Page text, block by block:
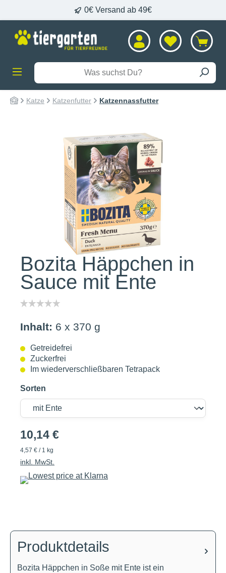
0€ Versand ab 49€
Katze Katzenfutter Katzennassfutter
Bildergalerie überspringen
Bozita Häppchen in
Sauce mit Ente
Inhalt: 6 x 370 g
Getreidefrei
Zuckerfrei
Im wiederverschließbaren Tetrapack
Sorten
10,14 €
4,57 € / 1 kg
inkl. MwSt.
Produktdetails
Bozita Häppchen in Soße mit Ente ist ein